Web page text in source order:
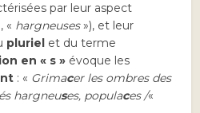
par leur aspect
« hargneuses»), et leur
pluriel et du terme
en « s » évoque les
: « Grimacer les ombres des
hargneuses, populaces /«